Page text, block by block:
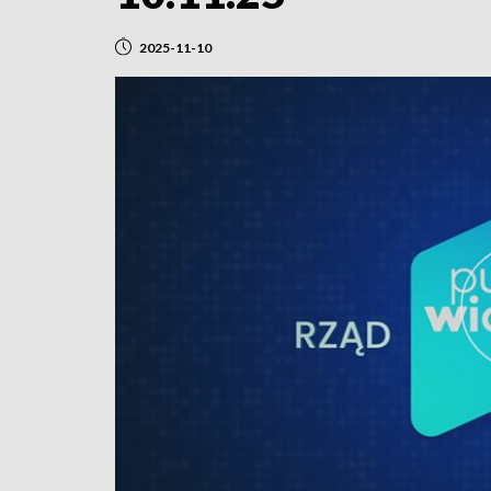
2025-11-10